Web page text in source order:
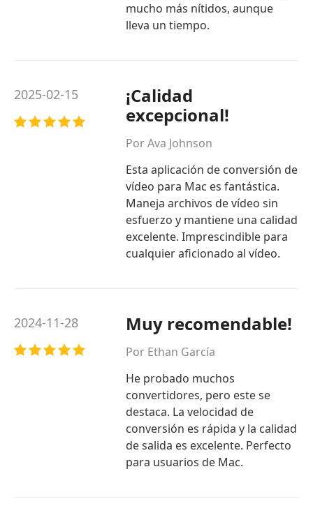
mucho más nítidos, aunque
lleva un tiempo.
2025-02-15
¡Calidad
excepcional!
Por Ava Johnson
Esta aplicación de conversión de
vídeo para Mac es fantástica.
Maneja archivos de vídeo sin
esfuerzo y mantiene una calidad
excelente. Imprescindible para
cualquier aficionado al vídeo.
2024-11-28 Muy recomendable!
Por Ethan García
He probado muchos
convertidores, pero este se
destaca. La velocidad de
conversión es rápida y la calidad
de salida es excelente. Perfecto
para usuarios de Mac.